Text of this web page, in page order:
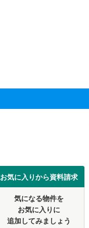
お気に入りから資料請求
気になる物件を
お気に入りに
追加してみましょう